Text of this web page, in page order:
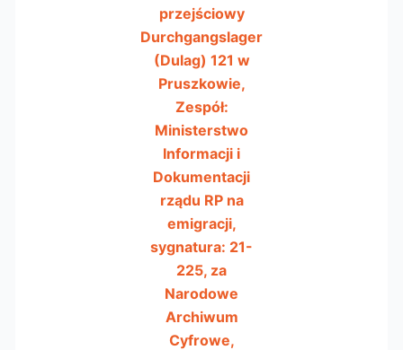
przejściowy
Durchgangslager
(Dulag) 121 w
Pruszkowie,
Zespół:
Ministerstwo
Informacji i
Dokumentacji
rządu RP na
emigracji,
sygnatura: 21-
225, za
Narodowe
Archiwum
Cyfrowe,